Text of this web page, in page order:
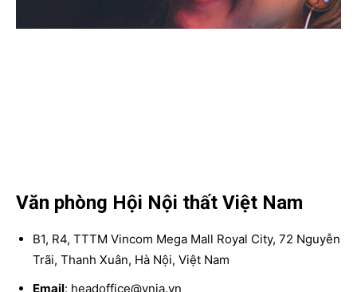
Văn phòng Hội Nội thất Việt Nam
B1, R4, TTTM Vincom Mega Mall Royal City, 72 Nguyễn
Trãi, Thanh Xuân, Hà Nội, Việt Nam
Email: headoffice@vnia.vn